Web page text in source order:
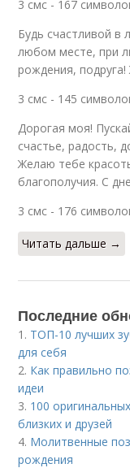
3 смс - 167
Будь счастливой в
любом месте, при
рождения,
3 смс - 145
Дорогая моя!
счастье, радость,
Желаю тебе
благополучия. С
3 смс - 176
Читать дальше →
Последние
1. ТОП-10 лучших
для себя
2. Как правильно
идеи
3. 100
близких и друзей
4. Молитвенные
рождения